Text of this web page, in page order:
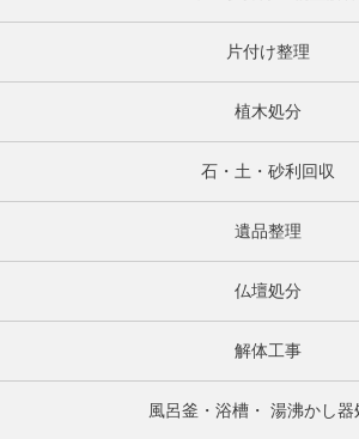
片付け整理
植木処分
石・土・砂利回収
遺品整理
仏壇処分
解体工事
風呂釜・浴槽・ 湯沸かし器